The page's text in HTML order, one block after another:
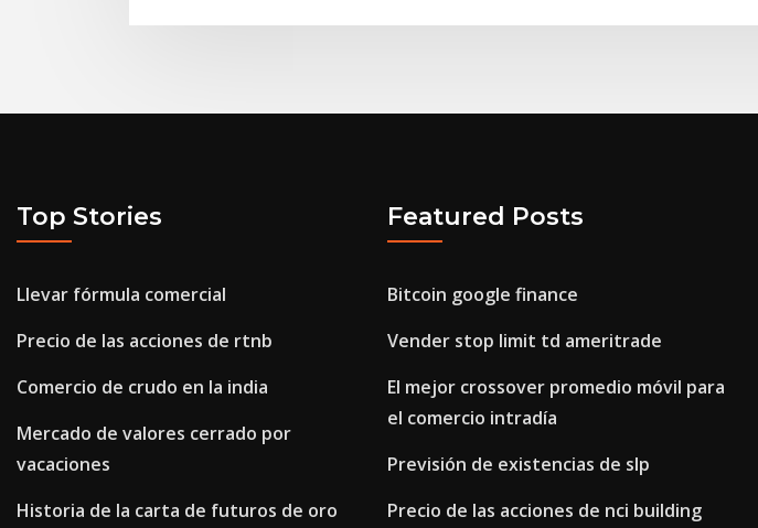
Top Stories
Llevar fórmula comercial
Precio de las acciones de rtnb
Comercio de crudo en la india
Mercado de valores cerrado por
vacaciones
Historia de la carta de futuros de oro
Featured Posts
Bitcoin google finance
Vender stop limit td ameritrade
El mejor crossover promedio móvil para
el comercio intradía
Previsión de existencias de slp
Precio de las acciones de nci building